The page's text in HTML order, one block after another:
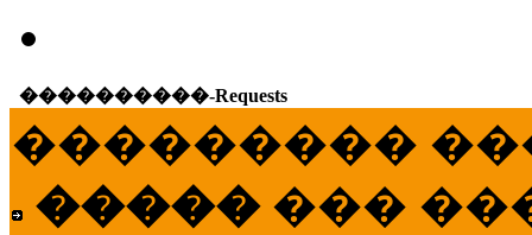
����������-Requests
���������
����� ���